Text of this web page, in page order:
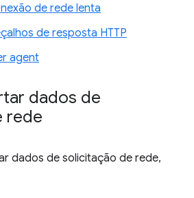
de rede lenta
de resposta HTTP
agent
dados de
rede
dados de solicitação de rede,